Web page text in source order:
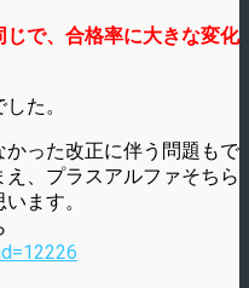
で、合格率に大きな変化
た。
った改正に伴う問題もで
、プラスアルファそちら
ます。